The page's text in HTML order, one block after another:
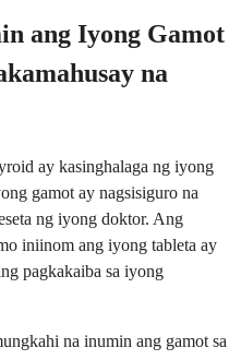
ang Iyong Gamot
na
ay kasinghalaga ng iyong
gamot ay nagsisiguro na
ng iyong doktor. Ang
iniinom ang iyong tableta ay
pagkakaiba sa iyong
na inumin ang gamot sa